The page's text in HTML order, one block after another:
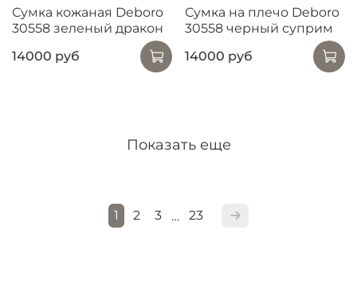
Сумка кожаная Deboro
30558 зеленый дракон
14000 руб
Сумка на плечо Deboro
30558 черный суприм
14000 руб
Показать еще
1 2 3 … 23